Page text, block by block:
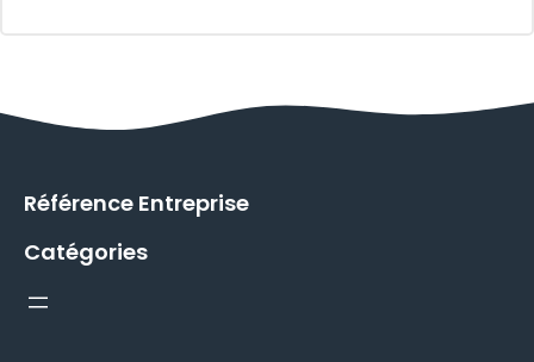
Référence Entreprise
Catégories